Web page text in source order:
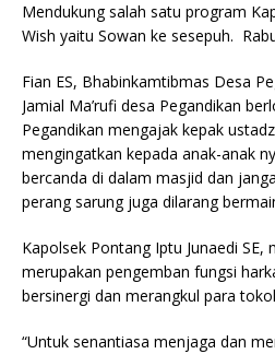
Mendukung salah satu program
Wish yaitu Sowan ke sesepuh.
Fian ES, Bhabinkamtibmas Desa
Jamial Ma’rufi desa Pegandikan
Pegandikan mengajak kepak
mengingatkan kepada anak-anak
bercanda di dalam masjid dan
perang sarung juga dilarang
Kapolsek Pontang Iptu Junaedi
merupakan pengemban fungsi
bersinergi dan merangkul para
“Untuk senantiasa menjaga dan